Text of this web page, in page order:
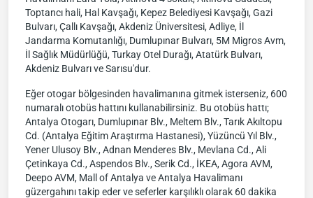
Toptancı hali, Hal Kavşağı, Kepez Belediyesi Kavşağı, Gazi
Bulvarı, Çallı Kavşağı, Akdeniz Üniversitesi, Adliye, İl
Jandarma Komutanlığı, Dumlupınar Bulvarı, 5M Migros Avm,
İl Sağlık Müdürlüğü, Turkay Otel Durağı, Atatürk Bulvarı,
Akdeniz Bulvarı ve Sarısu'dur.
Eğer otogar bölgesinden havalimanına gitmek isterseniz, 600
numaralı otobüs hattını kullanabilirsiniz. Bu otobüs hattı;
Antalya Otogarı, Dumlupınar Blv., Meltem Blv., Tarık Akıltopu
Cd. (Antalya Eğitim Araştırma Hastanesi), Yüzüncü Yıl Blv.,
Yener Ulusoy Blv., Adnan Menderes Blv., Mevlana Cd., Ali
Çetinkaya Cd., Aspendos Blv., Serik Cd., İKEA, Agora AVM,
Deepo AVM, Mall of Antalya ve Antalya Havalimanı
güzergahını takip eder ve seferler karşılıklı olarak 60 dakika